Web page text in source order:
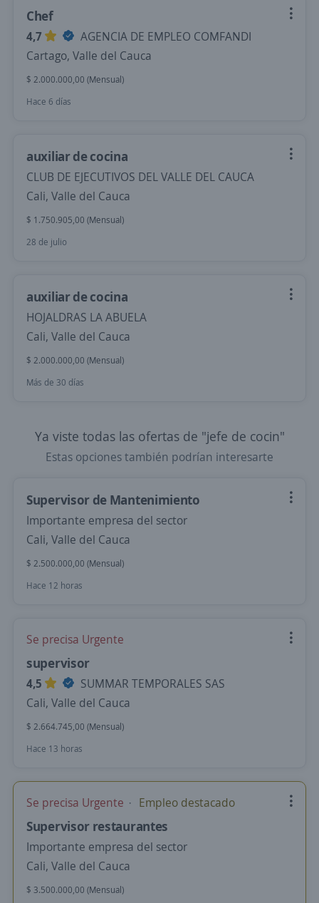
Chef
4,7
AGENCIA DE EMPLEO COMFANDI
Cartago, Valle del Cauca
$ 2.000.000,00 (Mensual)
Hace 6 días
auxiliar de cocina
CLUB DE EJECUTIVOS DEL VALLE DEL CAUCA
Cali, Valle del Cauca
$ 1.750.905,00 (Mensual)
28 de julio
auxiliar de cocina
HOJALDRAS LA ABUELA
Cali, Valle del Cauca
$ 2.000.000,00 (Mensual)
Más de 30 días
Ya viste todas las ofertas de "jefe de cocin"
Estas opciones también podrían interesarte
Supervisor de Mantenimiento
Importante empresa del sector
Cali, Valle del Cauca
$ 2.500.000,00 (Mensual)
Hace 12 horas
Se precisa Urgente
supervisor
4,5
SUMMAR TEMPORALES SAS
Cali, Valle del Cauca
$ 2.664.745,00 (Mensual)
Hace 13 horas
Se precisa Urgente Empleo destacado
Supervisor restaurantes
Importante empresa del sector
Cali, Valle del Cauca
$ 3.500.000,00 (Mensual)